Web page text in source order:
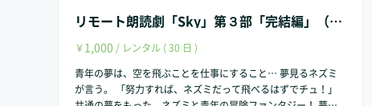
リモート朗読劇「Sky」第３部「完結編」（全３部）
￥1,000 / レンタル ( 30 日 )
青年の夢は、空を飛ぶことを仕事にすること… 夢見るネズミ
が言う。 「努力すれば、ネズミだって飛べるはずでチュ！」